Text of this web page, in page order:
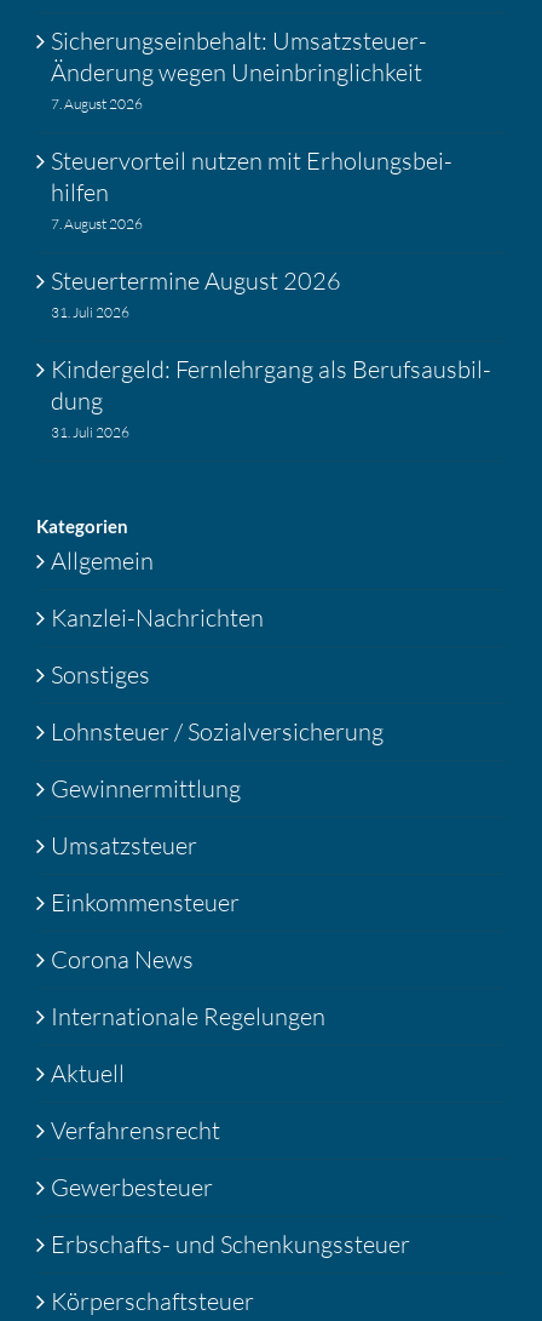
Siche­rungs­ein­be­halt: Umsatz­steuer-
Änderung wegen Unein­bring­lich­keit
7. August 2026
Steuer­vor­teil nutzen mit Erholungs­bei­
hilfen
7. August 2026
Steuer­ter­mine August 2026
31. Juli 2026
Kinder­geld: Fernlehr­gang als Berufs­aus­bil­
dung
31. Juli 2026
Katego­rien
Allgemein
Kanzlei-Nachrichten
Sonstiges
Lohnsteuer / Sozialversicherung
Gewinnermittlung
Umsatzsteuer
Einkommensteuer
Corona News
Internationale Regelungen
Aktuell
Verfahrensrecht
Gewerbesteuer
Erbschafts- und Schenkungssteuer
Körperschaftsteuer